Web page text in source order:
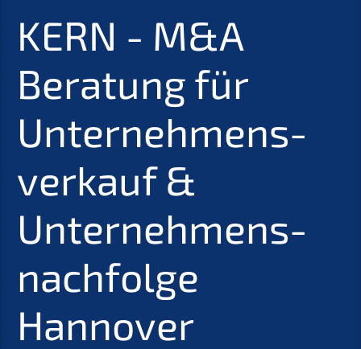
KERN - M&A
Beratung für
Unter­nehmens­
verkauf &
Unternehmens­
nachfolge
Hannover